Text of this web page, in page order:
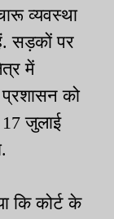
व्यवस्था
सड़कों पर
में
प्रशासन को
जुलाई
कि कोर्ट के